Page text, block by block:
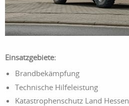
Einsatzgebiete:
Brandbekämpfung
Technische Hilfeleistung
Katastrophenschutz Land Hessen